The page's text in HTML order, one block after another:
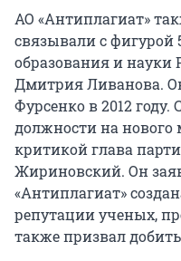
исказили. По
использовать
достижения не
«творцов»,
работы на посту
как «продолжателя
«крестным отцом»
школьных знаний.
В марте 2011 года
президенту с
Фурсенко. Его
опубликовало
и пообещало
выяснить, почему
научных трудов. В
Саратовский
экономический
подозрительно
чиновники.
засветился
центра
АО «Антиплагиат»
связывали с фигурой
образования и
Дмитрия Ливанова.
Фурсенко в 2012
должности на
критикой глава
Жириновский. Он
«Антиплагиат»
репутации ученых,
также призвал